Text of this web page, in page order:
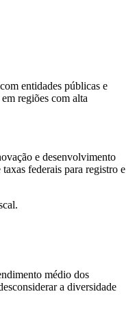
entidades públicas e
regiões com alta
e desenvolvimento
federais para registro e
médio dos
a diversidade